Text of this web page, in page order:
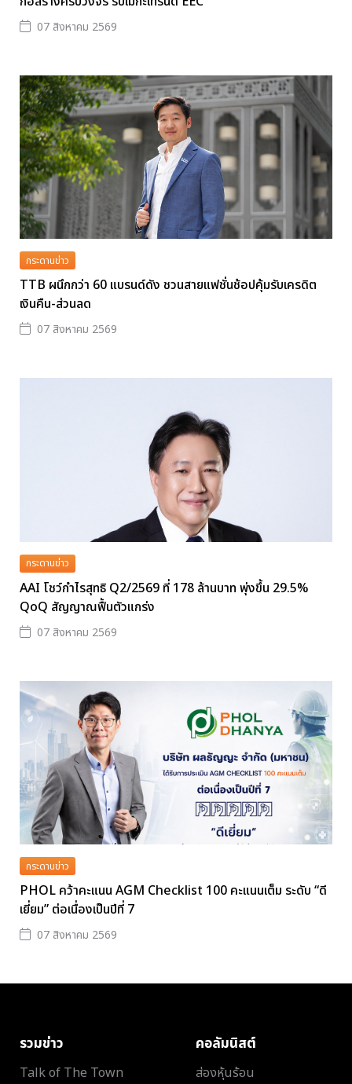
07 สิงหาคม 2569
กระดานข่าว
TTB ผนึกกว่า 60 แบรนด์ดัง ชวนสายแฟชั่นช้อปคุ้มรับเครดิต
เงินคืน-ส่วนลด
07 สิงหาคม 2569
กระดานข่าว
AAI โชว์กำไรสุทธิ Q2/2569 ที่ 178 ล้านบาท พุ่งขึ้น 29.5%
QoQ สัญญาณฟื้นตัวแกร่ง
07 สิงหาคม 2569
กระดานข่าว
PHOL คว้าคะแนน AGM Checklist 100 คะแนนเต็ม ระดับ “ดี
เยี่ยม” ต่อเนื่องเป็นปีที่ 7
07 สิงหาคม 2569
รวมข่าว
Talk of The Town
คอลัมนิสต์
ส่องหุ้นร้อน